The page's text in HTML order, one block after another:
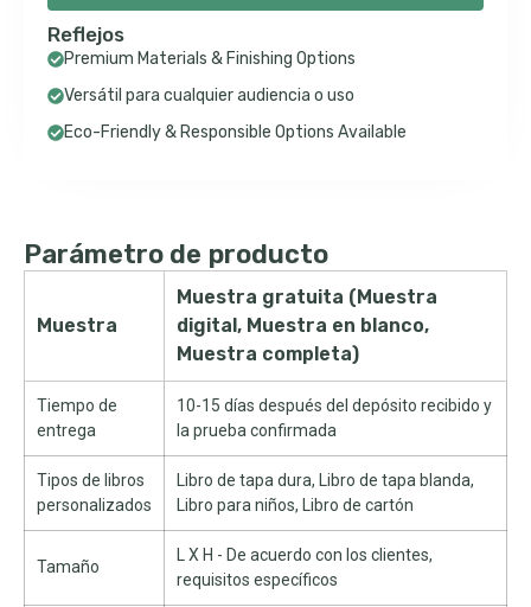
Reflejos
Premium Materials & Finishing Options
Versátil para cualquier audiencia o uso
Eco-Friendly & Responsible Options Available
Parámetro de producto
Muestra
Muestra gratuita (Muestra
digital, Muestra en blanco,
Muestra completa)
Tiempo de
entrega
10-15 días después del depósito recibido y
la prueba confirmada
Tipos de libros
personalizados
Libro de tapa dura, Libro de tapa blanda,
Libro para niños, Libro de cartón
Tamaño
L X H - De acuerdo con los clientes,
requisitos específicos